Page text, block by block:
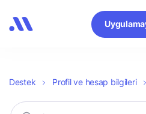
Destek Profil ve hesap bilgileri